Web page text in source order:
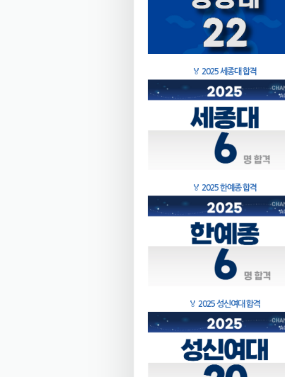
🏅 2025 세종대 합격
🏅 2025 한예종 합격
🏅 2025 성신여대 합격